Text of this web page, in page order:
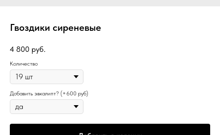
Гвоздики сиреневые
4 800 руб.
Количество
Добавить эвкалипт? (+600 руб)